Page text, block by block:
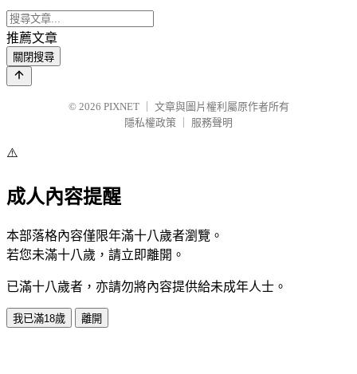
推薦文章
關閉搜尋
© 2026 PIXNET
文章與圖片權利屬原作者所有
隱私權政策
服務聲明
⚠️
成人內容提醒
本部落格內容僅限年滿十八歲者瀏覽。
若您未滿十八歲，請立即離開。
已滿十八歲者，亦請勿將內容提供給未成年人士。
我已滿18歲 離開